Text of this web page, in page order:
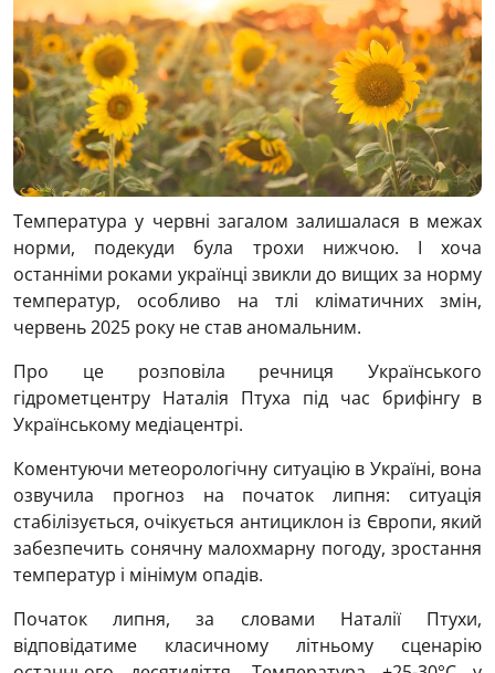
Температура у червні загалом залишалася в межах
норми, подекуди була трохи нижчою. І хоча
останніми роками українці звикли до вищих за норму
температур, особливо на тлі кліматичних змін,
червень 2025 року не став аномальним.
Про це розповіла речниця Українського
гідрометцентру Наталія Птуха під час брифінгу в
Українському медіацентрі.
Коментуючи метеорологічну ситуацію в Україні, вона
озвучила прогноз на початок липня: ситуація
стабілізується, очікується антициклон із Європи, який
забезпечить сонячну малохмарну погоду, зростання
температур і мінімум опадів.
Початок липня, за словами Наталії Птухи,
відповідатиме класичному літньому сценарію